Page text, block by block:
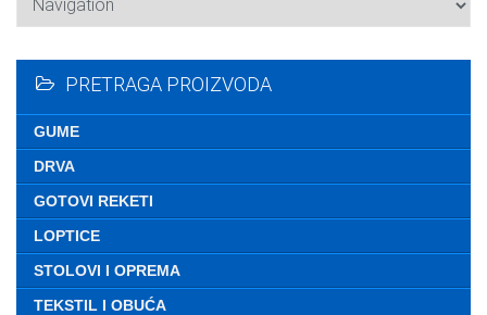
PRETRAGA PROIZVODA
GUME
DRVA
GOTOVI REKETI
LOPTICE
STOLOVI I OPREMA
TEKSTIL I OBUĆA